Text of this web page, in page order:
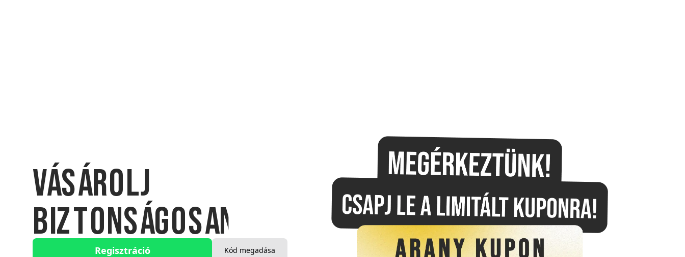
Vásárolj
biztonságosan.
Regisztráció Kód megadása